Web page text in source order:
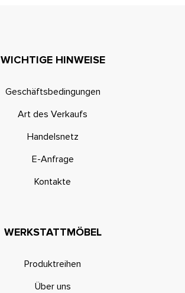
WICHTIGE HINWEISE
Geschäftsbedingungen
Art des Verkaufs
Handelsnetz
E-Anfrage
Kontakte
WERKSTATTMÖBEL
Produktreihen
Über uns